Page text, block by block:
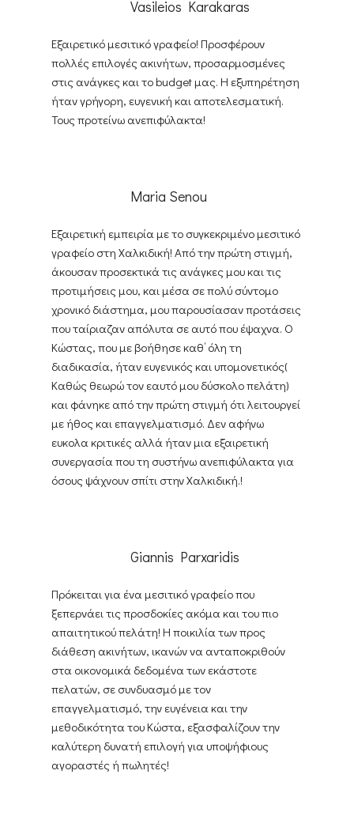
Vasileios Karakaras
Εξαιρετικό μεσιτικό γραφείο! Προσφέρουν
πολλές επιλογές ακινήτων, προσαρμοσμένες
στις ανάγκες και το budget μας. Η εξυπηρέτηση
ήταν γρήγορη, ευγενική και αποτελεσματική.
Τους προτείνω ανεπιφύλακτα!
Maria Senou
Εξαιρετική εμπειρία με το συγκεκριμένο μεσιτικό
γραφείο στη Χαλκιδική! Από την πρώτη στιγμή,
άκουσαν προσεκτικά τις ανάγκες μου και τις
προτιμήσεις μου, και μέσα σε πολύ σύντομο
χρονικό διάστημα, μου παρουσίασαν προτάσεις
που ταίριαζαν απόλυτα σε αυτό που έψαχνα. Ο
Κώστας, που με βοήθησε καθ’ όλη τη
διαδικασία, ήταν ευγενικός και υπομονετικός(
Καθώς θεωρώ τον εαυτό μου δύσκολο πελάτη)
και φάνηκε από την πρώτη στιγμή ότι λειτουργεί
με ήθος και επαγγελματισμό. Δεν αφήνω
ευκολα κριτικές αλλά ήταν μια εξαιρετική
συνεργασία που τη συστήνω ανεπιφύλακτα για
όσους ψάχνουν σπίτι στην Χαλκιδική.!
Giannis Parxaridis
Πρόκειται για ένα μεσιτικό γραφείο που
ξεπερνάει τις προσδοκίες ακόμα και του πιο
απαιτητικού πελάτη! Η ποικιλία των προς
διάθεση ακινήτων, ικανών να ανταποκριθούν
στα οικονομικά δεδομένα των εκάστοτε
πελατών, σε συνδυασμό με τον
επαγγελματισμό, την ευγένεια και την
μεθοδικότητα του Κώστα, εξασφαλίζουν την
καλύτερη δυνατή επιλογή για υποψήφιους
αγοραστές ή πωλητές!